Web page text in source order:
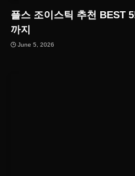
플스 조이스틱 추천 BEST
까지
June 5, 2026